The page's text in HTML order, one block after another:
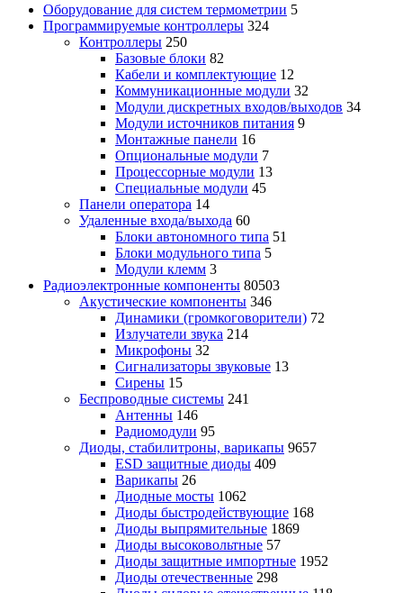
Оборудование для систем термометрии 5
Программируемые контроллеры 324
Контроллеры 250
Базовые блоки 82
Кабели и комплектующие 12
Коммуникационные модули 32
Модули дискретных входов/выходов 34
Модули источников питания 9
Монтажные панели 16
Опциональные модули 7
Процессорные модули 13
Специальные модули 45
Панели оператора 14
Удаленные входа/выхода 60
Блоки автономного типа 51
Блоки модульного типа 5
Модули клемм 3
Радиоэлектронные компоненты 80503
Акустические компоненты 346
Динамики (громкоговорители) 72
Излучатели звука 214
Микрофоны 32
Сигнализаторы звуковые 13
Сирены 15
Беспроводные системы 241
Антенны 146
Радиомодули 95
Диоды, стабилитроны, варикапы 9657
ESD защитные диоды 409
Варикапы 26
Диодные мосты 1062
Диоды быстродействующие 168
Диоды выпрямительные 1869
Диоды высоковольтные 57
Диоды защитные импортные 1952
Диоды отечественные 298